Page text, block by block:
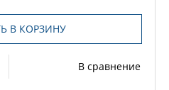
В КОРЗИНУ
В сравнение